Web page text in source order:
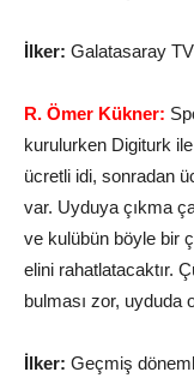
İlker: Galatasaray
R. Ömer Kükner:
kurulurken Digiturk
ücretli idi, sonradan
var. Uyduya çıkma
ve kulübün böyle bir
elini rahatlatacaktır.
bulması zor, uyduda
İlker: Geçmiş